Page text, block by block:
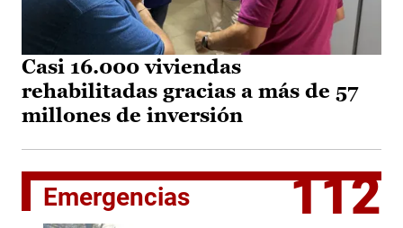
Casi 16.000 viviendas
rehabilitadas gracias a más de 57
millones de inversión
Emergencias 112